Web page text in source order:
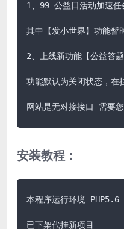
1、99 公益日活动加速任
其中【发小世界】功能暂
2、上线新功能【公益答
功能默认为关闭状态，在
网站是无对接接口 需要
安装教程：
本程序运行环境 PHP5.6
已下架代挂新项目